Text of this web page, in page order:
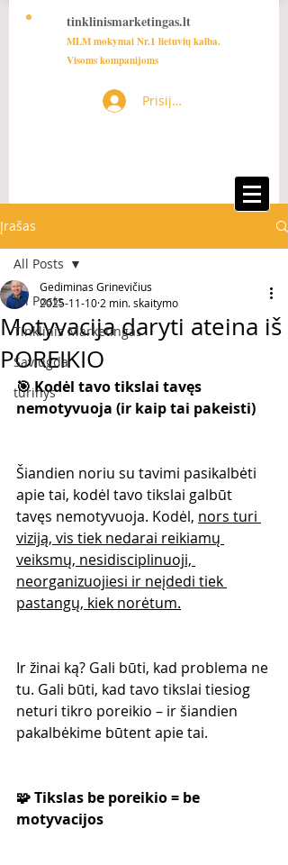
tinklinismarketingas.lt
MLM mokymai Nr.1 lietuvių kalba.
Visoms kompanijoms
Prisijungti
Įrašas
All Posts
Tinklinis Marketingas
Saviugda
turinys
All Posts
Motyvacija daryti ateina iš
POREIKIO
Gediminas Grinevičius
2025-11-10 2 min. skaitymo
🎯 Kodėl tavo tikslai tavęs
nemotyvuoja (ir kaip tai pakeisti)
Šiandien noriu su tavimi pasikalbėti
apie tai, kodėl tavo tikslai galbūt
tavęs nemotyvuoja. Kodėl, nors turi
viziją, vis tiek nedarai reikiamų
veiksmų, nesidisciplinuoji,
neorganizuojiesi ir neįdedi tiek
pastangų, kiek norėtum.
Ir žinai ką? Gali būti, kad problema ne
tu. Gali būti, kad tavo tikslai tiesiog
neturi tikro poreikio – ir šiandien
pakalbėkime būtent apie tai.
🧩 Tikslas be poreikio = be
motyvacijos